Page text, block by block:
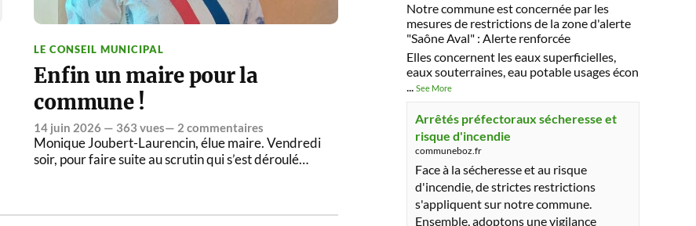
LE CONSEIL MUNICIPAL
Enfin un maire pour la
commune !
14 juin 2026 — 363 vues— 2 commentaires
Monique Joubert-Laurencin, élue maire. Vendredi
soir, pour faire suite au scrutin qui s’est déroulé…
Notre commune est concernée par les
mesures de restrictions de la zone d'alerte
"Saône Aval" : Alerte renforcée
Elles concernent les eaux superficielles,
eaux souterraines, eau potable usages écon
... See More
Arrêtés préfectoraux sécheresse et
risque d'incendie
communeboz.fr
Face à la sécheresse et au risque
d'incendie, de strictes restrictions
s'appliquent sur notre commune.
Ensemble, adoptons une vigilance